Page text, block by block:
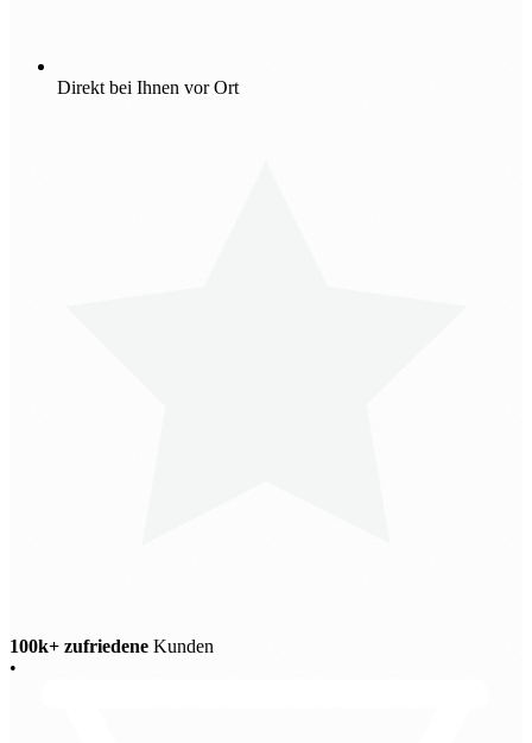
Direkt bei Ihnen vor Ort
100k+ zufriedene Kunden
•